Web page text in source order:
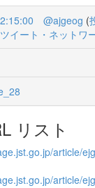
@ajgeog (
イート・ネットワ
リスト
article/
article/